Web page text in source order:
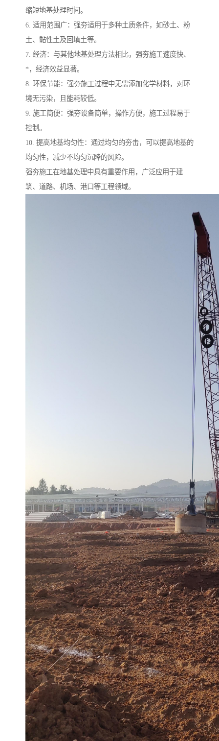
缩短地基处理时间。
6. 适用范围广：强夯适用于多种土质条件，如砂土、粉
土、黏性土及回填土等。
7. 经济：与其他地基处理方法相比，强夯施工速度快、
*，经济效益显著。
8. 环保节能：强夯施工过程中无需添加化学材料，对环
境无污染，且能耗较低。
9. 施工简便：强夯设备简单，操作方便，施工过程易于
控制。
10. 提高地基均匀性：通过均匀的夯击，可以提高地基的
均匀性，减少不均匀沉降的风险。
强夯施工在地基处理中具有重要作用，广泛应用于建
筑、道路、机场、港口等工程领域。